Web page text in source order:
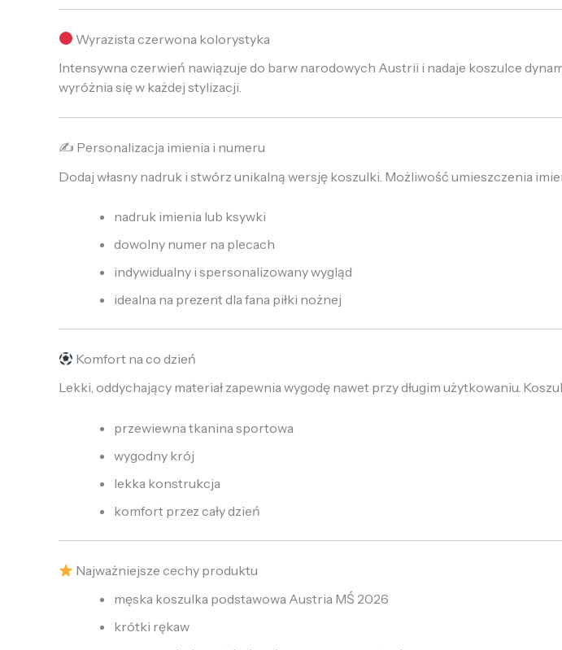
Wyrazista czerwona kolorystyka
Intensywna czerwień nawiązuje do barw narodowych Austrii i nadaje koszulce
wyróżnia się w każdej stylizacji.
✍️ Personalizacja imienia i numeru
Dodaj własny nadruk i stwórz unikalną wersję koszulki. Możliwość umieszczenia
nadruk imienia lub ksywki
dowolny numer na plecach
indywidualny i spersonalizowany wygląd
idealna na prezent dla fana piłki nożnej
Komfort na co dzień
Lekki, oddychający materiał zapewnia wygodę nawet przy długim użytkowaniu.
przewiewna tkanina sportowa
wygodny krój
lekka konstrukcja
komfort przez cały dzień
Najważniejsze cechy produktu
męska koszulka podstawowa Austria MŚ 2026
krótki rękaw